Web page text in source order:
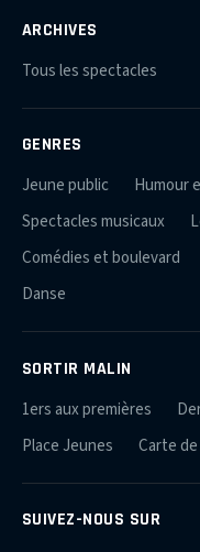
ARCHIVES
Tous les spectacles
GENRES
Jeune public
Humour
Spectacles musicaux
Comédies et boulevard
Danse
SORTIR MALIN
1ers aux premières
Place Jeunes
Carte
SUIVEZ-NOUS SUR